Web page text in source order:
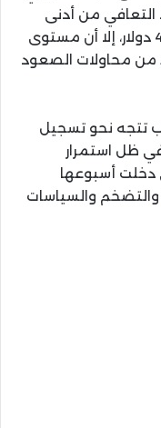
التعافي من أدنى
مستوياته الأسبوع الماضي قرب 4100 دولار، إلا أن مستوى
لا يزال يحد من محاولات الصعود
تتجه نحو تسجيل
شهري لها منذ عام 2008، في ظل استمرار
دخلت أسبوعها
والتضخم والسياسات